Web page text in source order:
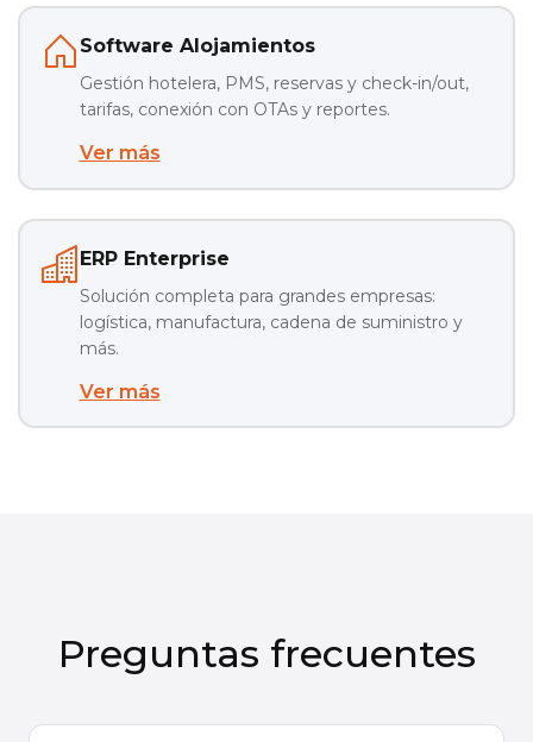
Software Alojamientos
Gestión hotelera, PMS, reservas y check-in/out,
tarifas, conexión con OTAs y reportes.
Ver más
ERP Enterprise
Solución completa para grandes empresas:
logística, manufactura, cadena de suministro y
más.
Ver más
Preguntas frecuentes